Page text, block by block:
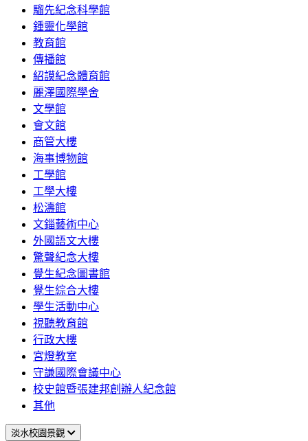
騮先紀念科學館
鍾靈化學館
教育館
傳播館
紹謨紀念體育館
麗澤國際學舍
文學館
會文館
商管大樓
海事博物館
工學館
工學大樓
松濤館
文錙藝術中心
外國語文大樓
驚聲紀念大樓
覺生紀念圖書館
覺生綜合大樓
學生活動中心
視聽教育館
行政大樓
宮燈教室
守謙國際會議中心
校史館暨張建邦創辦人紀念館
其他
淡水校園景觀